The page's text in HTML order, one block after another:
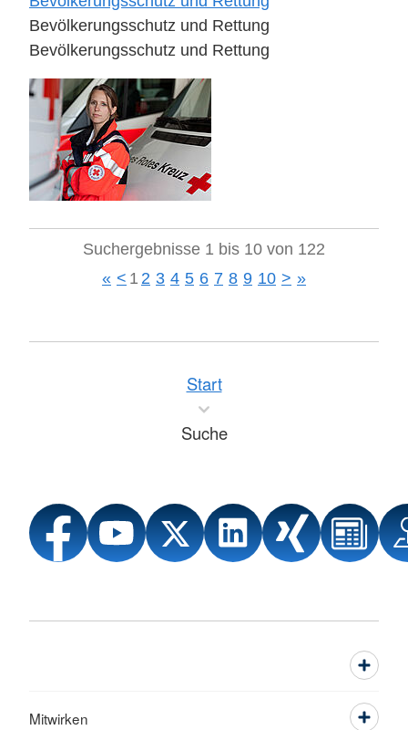
Bevölkerungsschutz und Rettung
Bevölkerungsschutz und Rettung
Suchergebnisse 1 bis 10 von 122
« < 1 2 3 4 5 6 7 8 9 10 > »
Start
Suche
Mitwirken